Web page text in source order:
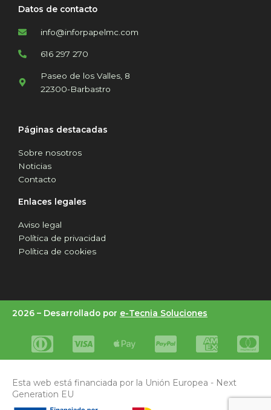
Datos de contacto
info@inforpapelmc.com
616 297 270
Paseo de los Valles, 8
22300-Barbastro
Páginas destacadas
Sobre nosotros
Noticias
Contacto
Enlaces legales
Aviso legal
Política de privacidad
Política de cookies
2026 – Desarrollado por e-Tecnia Soluciones
Esta web está financiada por la Unión Europea - Next
Generation EU